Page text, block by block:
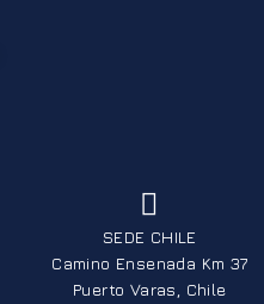
SEDE CHILE
Camino Ensenada Km 37
Puerto Varas, Chile